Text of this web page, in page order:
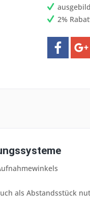
2%
als Abstandsstück